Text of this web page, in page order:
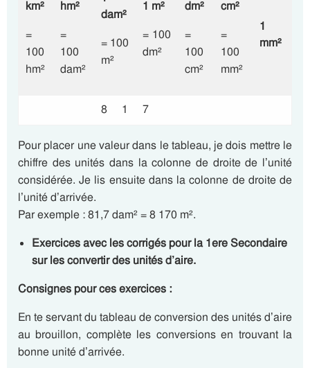
km²
=
100
hm²
hm²
=
100
dam²
dam²
= 100
m²
1 m²
= 100
dm²
dm²
=
100
cm²
cm²
=
100
mm²
1
mm²
8 1 7
Pour placer une valeur dans le tableau, je dois mettre le
chiffre des unités dans la colonne de droite de l’unité
considérée. Je lis ensuite dans la colonne de droite de
l’unité d’arrivée.
Par exemple : 81,7 dam² = 8 170 m².
Exercices avec les corrigés pour la 1ere Secondaire
sur les convertir des unités d’aire.
Consignes pour ces exercices :
En te servant du tableau de conversion des unités d’aire
au brouillon, complète les conversions en trouvant la
bonne unité d’arrivée.